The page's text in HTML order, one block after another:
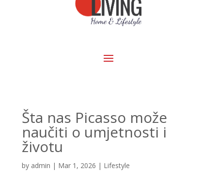
Šta nas Picasso može
naučiti o umjetnosti i
životu
by admin | Mar 1, 2026 | Lifestyle